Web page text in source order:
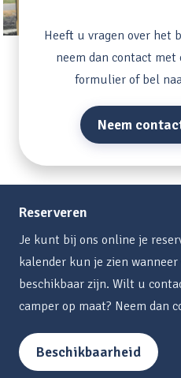
Heeft u vragen over het
neem dan contact
formulier of bel
Neem
Reserveren
Je kunt bij ons online je
kalender kun je zien
beschikbaar zijn. Wilt u
camper op maat? Neem dan
Beschikbaarheid